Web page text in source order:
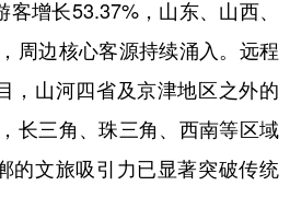
黑龙江
Français عربى
增长53.37%，山东、山西、
周边核心客源持续涌入。远程
，山河四省及京津地区之外的
长三角、珠三角、西南等区域
的文旅吸引力已显著突破传统